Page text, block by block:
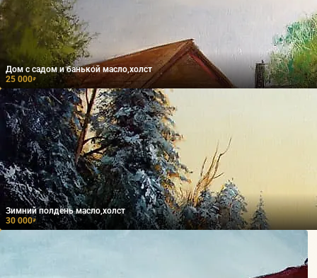
Дом с садом и банькой масло,холст
25 000₽
Зимний полдень масло,холст
30 000₽